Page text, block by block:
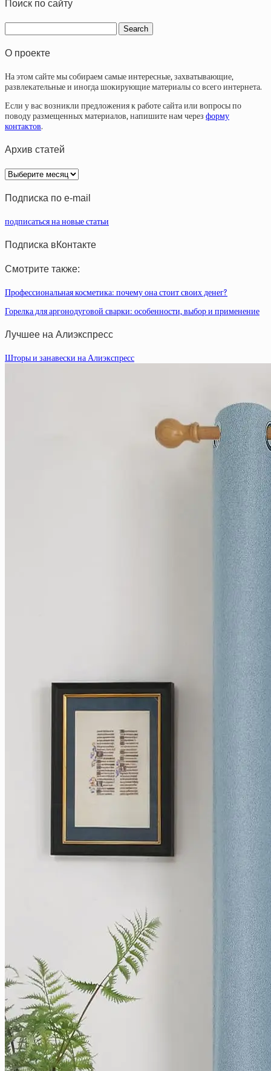
Поиск по сайту
О проекте
На этом сайте мы собираем самые интересные, захватывающие,
развлекательные и иногда шокирующие материалы со всего интернета.
Если у вас возникли предложения к работе сайта или вопросы по
поводу размещенных материалов, напишите нам через форму
контактов.
Архив статей
Архив
статей
Подписка по e-mail
подписаться на новые статьи
Подписка вКонтакте
Смотрите также:
Профессиональная косметика: почему она стоит своих денег?
Горелка для аргонодуговой сварки: особенности, выбор и применение
Лучшее на Алиэкспресс
Шторы и занавески на Алиэкспресс